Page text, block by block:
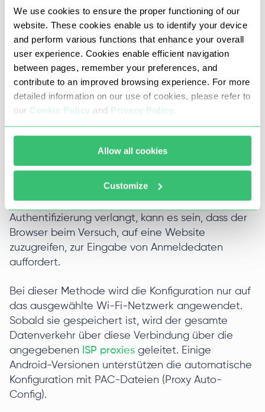
We use cookies to ensure the proper functioning of our
website. These cookies enable us to identify your device
and perform various functions that enhance your overall
user experience. Cookies enable efficient navigation
between pages, remember your preferences, and
contribute to an improved browsing experience. For more
detailed information on our use of cookies, please refer to
our Cookie Policy and Privacy Policy
Allow all cookies
Customize
Wenn der Vermittlungsserver eine
Authentifizierung verlangt, kann es sein, dass der
Browser beim Versuch, auf eine Website
zuzugreifen, zur Eingabe von Anmeldedaten
auffordert.
Bei dieser Methode wird die Konfiguration nur auf
das ausgewählte Wi-Fi-Netzwerk angewendet.
Sobald sie gespeichert ist, wird der gesamte
Datenverkehr über diese Verbindung über die
angegebenen ISP proxies geleitet. Einige
Android-Versionen unterstützen die automatische
Konfiguration mit PAC-Dateien (Proxy Auto-
Config).